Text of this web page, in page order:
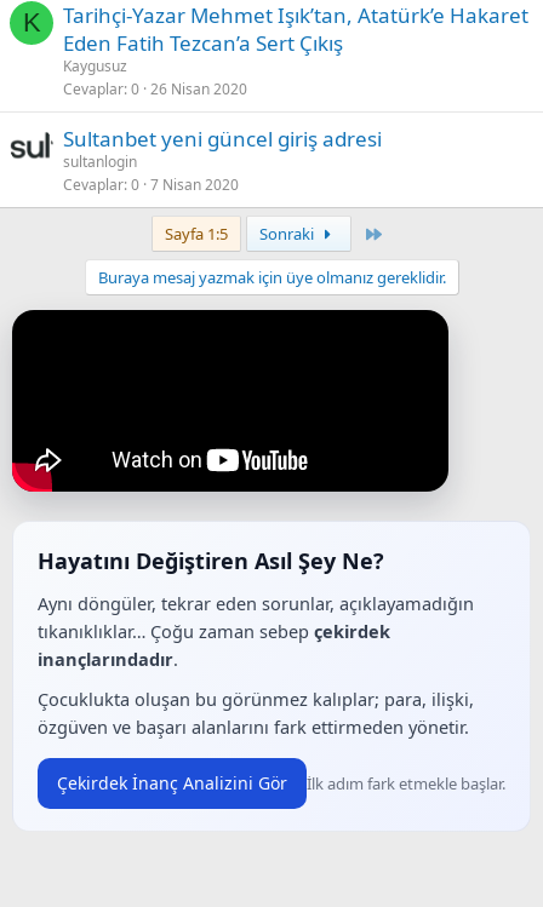
K
Tarihçi-Yazar Mehmet Işık’tan, Atatürk’e Hakaret
Eden Fatih Tezcan’a Sert Çıkış
Kaygusuz
Cevaplar 0 26 Nisan 2020
Sultanbet yeni güncel giriş adresi
sultanlogin
Cevaplar 0 7 Nisan 2020
Sayfa 1:5 Sonraki
Buraya mesaj yazmak için üye olmanız gereklidir.
Hayatını Değiştiren Asıl Şey Ne?
Aynı döngüler, tekrar eden sorunlar, açıklayamadığın
tıkanıklıklar… Çoğu zaman sebep çekirdek
inançlarındadır.
Çocuklukta oluşan bu görünmez kalıplar; para, ilişki,
özgüven ve başarı alanlarını fark ettirmeden yönetir.
Çekirdek İnanç Analizini Gör İlk adım fark etmekle başlar.